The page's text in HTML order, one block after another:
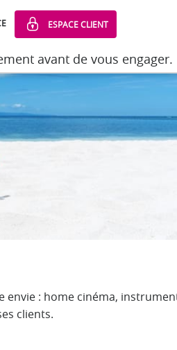
avant de vous engager.
ESPACE CLIENT
avant de vous engager.
: home cinéma,
clients.